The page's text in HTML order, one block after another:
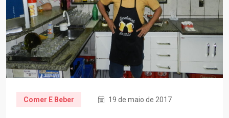
Comer E Beber 19 de maio de 2017